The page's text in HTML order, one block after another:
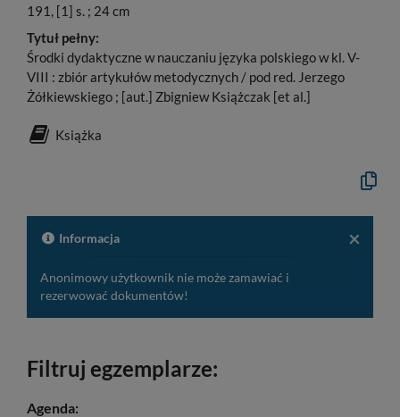
191, [1] s. ; 24 cm
Tytuł pełny:
Środki dydaktyczne w nauczaniu języka polskiego w kl. V-
VIII : zbiór artykułów metodycznych / pod red. Jerzego
Żółkiewskiego ; [aut.] Zbigniew Książczak [et al.]
Książka
Kopiuj
do
×
Informacja
Anonimowy użytkownik nie może zamawiać i
rezerwować dokumentów!
Filtruj egzemplarze:
Agenda: